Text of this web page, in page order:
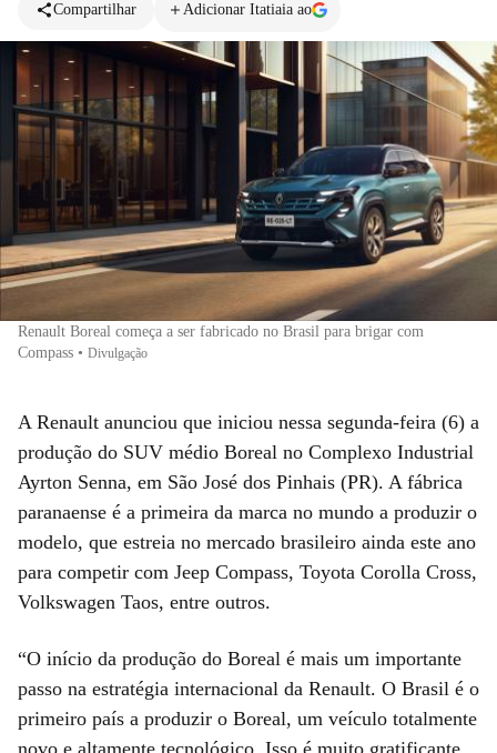
Compartilhar
Adicionar Itatiaia ao
Renault Boreal começa a ser fabricado no Brasil para brigar com
Compass • Divulgação
A Renault anunciou que iniciou nessa segunda-feira (6) a
produção do SUV médio Boreal no Complexo Industrial
Ayrton Senna, em São José dos Pinhais (PR). A fábrica
paranaense é a primeira da marca no mundo a produzir o
modelo, que estreia no mercado brasileiro ainda este ano
para competir com Jeep Compass, Toyota Corolla Cross,
Volkswagen Taos, entre outros.
“O início da produção do Boreal é mais um importante
passo na estratégia internacional da Renault. O Brasil é o
primeiro país a produzir o Boreal, um veículo totalmente
novo e altamente tecnológico. Isso é muito gratificante